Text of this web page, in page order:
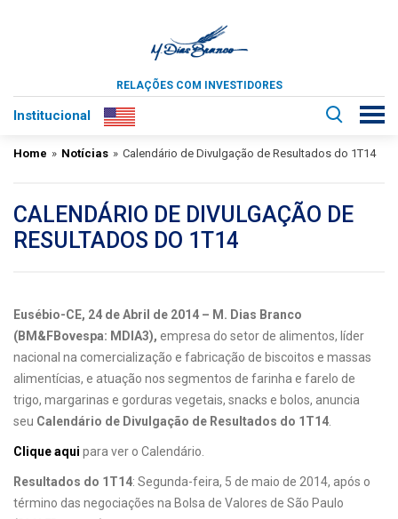
RELAÇÕES COM INVESTIDORES
Institucional
Home » Notícias » Calendário de Divulgação de Resultados do 1T14
CALENDÁRIO DE DIVULGAÇÃO DE
RESULTADOS DO 1T14
Eusébio-CE, 24 de Abril de 2014 – M. Dias Branco
(BM&FBovespa: MDIA3), empresa do setor de alimentos, líder
nacional na comercialização e fabricação de biscoitos e massas
alimentícias, e atuação nos segmentos de farinha e farelo de
trigo, margarinas e gorduras vegetais, snacks e bolos, anuncia
seu Calendário de Divulgação de Resultados do 1T14
Clique aqui para ver o Calendário.
Resultados do 1T14: Segunda-feira, 5 de maio de 2014, após o
término das negociações na Bolsa de Valores de São Paulo